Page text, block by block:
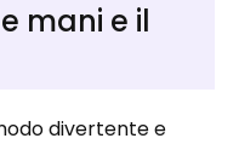
mani e il
divertente e